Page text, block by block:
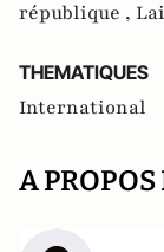
république ,
THEMATIQUES
International
A